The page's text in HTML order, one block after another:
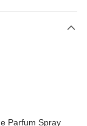
Parfum Spray